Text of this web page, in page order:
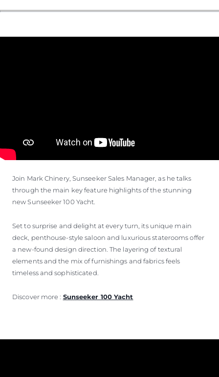
Join Mark Chinery, Sunseeker Sales Manager, as he talks
through the main key feature highlights of the stunning
new Sunseeker 100 Yacht.
Set to surprise and delight at every turn, its unique main
deck, penthouse-style saloon and luxurious staterooms offer
a new-found design direction. The layering of textural
elements and the mix of furnishings and fabrics feels
timeless and sophisticated.
Discover more : Sunseeker 100 Yacht